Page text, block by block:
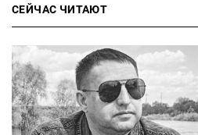
СЕЙЧАС ЧИТАЮТ